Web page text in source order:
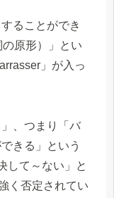
ることができ
原形）」とい
」が入っ
、つまり「バ
きる」という
して～ない」と
く否定されてい